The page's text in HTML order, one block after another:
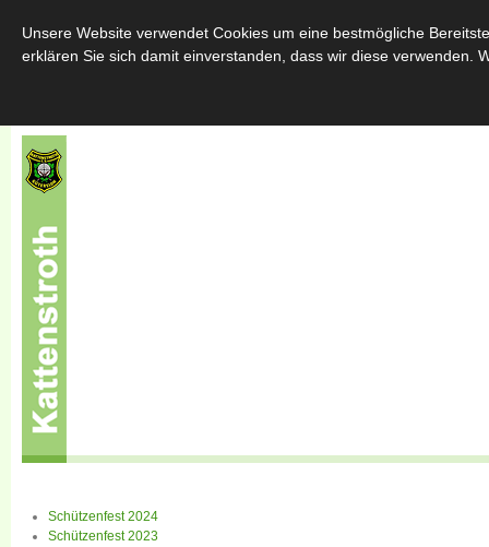
Home Über uns Schützenfest Throngemeinschaften
Schützenfest 2024
Schützenfest 2023
Unsere Website verwendet Cookies um eine bestmögliche
erklären Sie sich damit einverstanden, dass wir diese verwenden.